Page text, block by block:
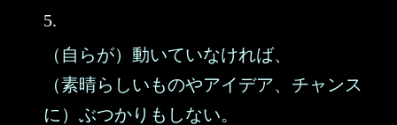
5.
（自らが）動いていなければ、
（素晴らしいものやアイデア、チャンス
に）ぶつかりもしない。